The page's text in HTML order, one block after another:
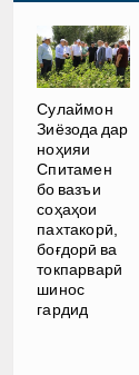
Сулаймон
Зиёзода дар
ноҳияи
Спитамен
бо вазъи
соҳаҳои
пахтакорӣ,
боғдорӣ ва
токпарварӣ
шинос
гардид